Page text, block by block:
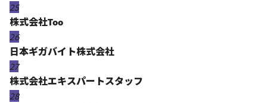
25
株式会社Too
26
日本ギガバイト株式会社
27
株式会社エキスパートスタッフ
28